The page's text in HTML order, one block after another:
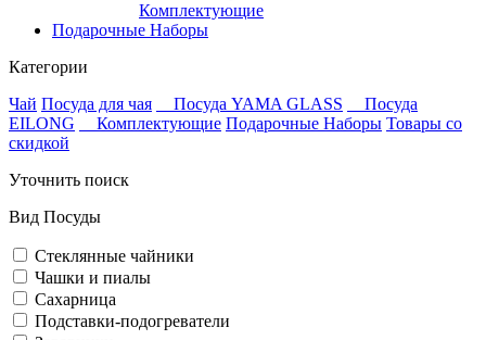
Комплектующие
Подарочные Наборы
Категории
Чай Посуда для чая Посуда YAMA GLASS
Посуда
EILONG
Комплектующие Подарочные Наборы Товары со
скидкой
Уточнить поиск
Вид Посуды
Стеклянные чайники
Чашки и пиалы
Сахарница
Подставки-подогреватели